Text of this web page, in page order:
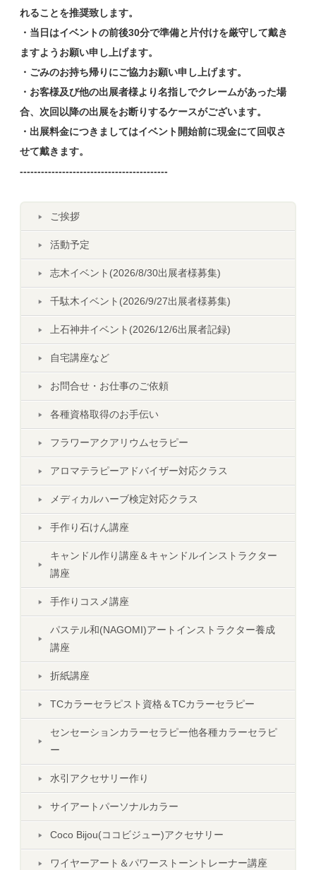
れることを推奨致します。
・当日はイベントの前後30分で準備と片付けを厳守して戴き
ますようお願い申し上げます。
・ごみのお持ち帰りにご協力お願い申し上げます。
・お客様及び他の出展者様より名指しでクレームがあった場
合、次回以降の出展をお断りするケースがございます。
・出展料金につきましてはイベント開始前に現金にて回収さ
せて戴きます。
------------------------------------------
ご挨拶
活動予定
志木イベント(2026/8/30出展者様募集)
千駄木イベント(2026/9/27出展者様募集)
上石神井イベント(2026/12/6出展者記録)
自宅講座など
お問合せ・お仕事のご依頼
各種資格取得のお手伝い
フラワーアクアリウムセラピー
アロマテラピーアドバイザー対応クラス
メディカルハーブ検定対応クラス
手作り石けん講座
キャンドル作り講座＆キャンドルインストラクター
講座
手作りコスメ講座
パステル和(NAGOMI)アートインストラクター養成
講座
折紙講座
TCカラーセラピスト資格＆TCカラーセラピー
センセーションカラーセラピー他各種カラーセラピ
ー
水引アクセサリー作り
サイアートパーソナルカラー
Coco Bijou(ココビジュー)アクセサリー
ワイヤーアート＆パワーストーントレーナー講座